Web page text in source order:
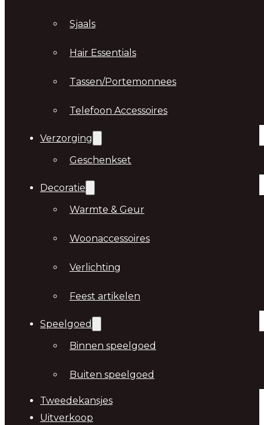
Sjaals
Hair Essentials
Tassen/Portemonnees
Telefoon Accessoires
Verzorging
Geschenkset
Decoratie
Warmte & Geur
Woonaccessoires
Verlichting
Feest artikelen
Speelgoed
Binnen speelgoed
Buiten speelgoed
Tweedekansjes
Uitverkoop